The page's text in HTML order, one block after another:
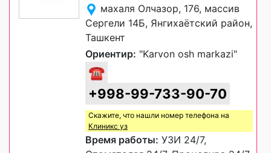
махаля Олчазор, 176, массив
Сергели 14Б, Янгихаётский район,
Ташкент
Ориентир: "Karvon osh markazi"
☎
+998-99-733-90-70
Скажите, что нашли номер телефона на
Клиникс уз
Время работы: УЗИ 24/7,